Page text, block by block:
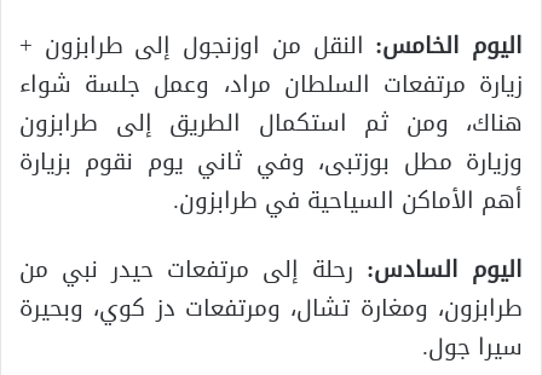
اليوم الخامس: النقل من اوزنجول إلى طرابزون +
زيارة مرتفعات السلطان مراد، وعمل جلسة شواء
هناك، ومن ثم استكمال الطريق إلى طرابزون
وزيارة مطل بوزتبى، وفي ثاني يوم نقوم بزيارة
أهم الأماكن السياحية في طرابزون.
اليوم السادس: رحلة إلى مرتفعات حيدر نبي من
طرابزون، ومغارة تشال، ومرتفعات دز كوي، وبحيرة
سيرا جول.